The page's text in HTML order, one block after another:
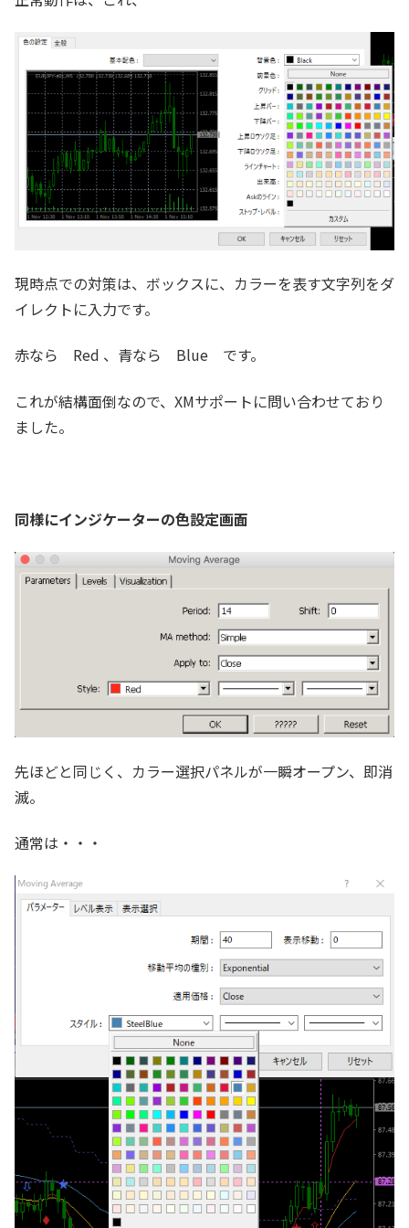
現時点での対策は、ボックスに、カラーを表す文字列をダ
イレクトに入力です。
赤なら Red 、青なら Blue です。
これが結構面倒なので、XMサポートに問い合わせており
ました。
同様にインジケーターの色設定画面
先ほどと同じく、カラー選択パネルが一瞬オープン、即消
滅。
通常は・・・